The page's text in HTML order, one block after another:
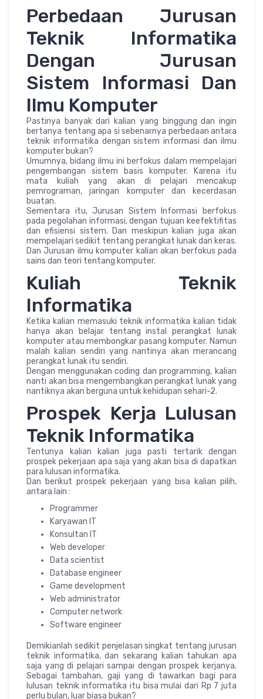
Perbedaan Jurusan
Teknik Informatika
Dengan Jurusan
Sistem Informasi Dan
Ilmu Komputer
Pastinya banyak dari kalian yang binggung dan ingin
bertanya tentang apa si sebenarnya perbedaan antara
teknik informatika dengan sistem informasi dan ilmu
komputer bukan?
Umumnya, bidang ilmu ini berfokus dalam mempelajari
pengembangan sistem basis komputer. Karena itu
mata kuliah yang akan di pelajari mencakup
pemrograman, jaringan komputer dan kecerdasan
buatan.
Sementara itu, Jurusan Sistem Informasi berfokus
pada pegolahan informasi, dengan tujuan keefektifitas
dan efisiensi sistem. Dan meskipun kalian juga akan
mempelajari sedikit tentang perangkat lunak dan keras.
Dan Jurusan ilmu komputer kalian akan berfokus pada
sains dan teori tentang komputer.
Kuliah Teknik
Informatika
Ketika kalian memasuki teknik informatika kalian tidak
hanya akan belajar tentang instal perangkat lunak
komputer atau membongkar pasang komputer. Namun
malah kalian sendiri yang nantinya akan merancang
perangkat lunak itu sendiri.
Dengan menggunakan coding dan programming, kalian
nanti akan bisa mengembangkan perangkat lunak yang
nantiknya akan berguna untuk kehidupan sehari-2.
Prospek Kerja Lulusan
Teknik Informatika
Tentunya kalian kalian juga pasti tertarik dengan
prospek pekerjaan apa saja yang akan bisa di dapatkan
para lulusan informatika.
Dan berikut prospek pekerjaan yang bisa kalian pilih,
antara lain :
Programmer
Karyawan IT
Konsultan IT
Web developer
Data scientist
Database engineer
Game development
Web administrator
Computer network
Software engineer
Demikianlah sedikit penjelasan singkat tentang jurusan
teknik informatika, dan sekarang kalian tahukan apa
saja yang di pelajari sampai dengan prospek kerjanya.
Sebagai tambahan, gaji yang di tawarkan bagi para
lulusan teknik informatika itu bisa mulai dari Rp 7 juta
perlu bulan, luar biasa bukan?